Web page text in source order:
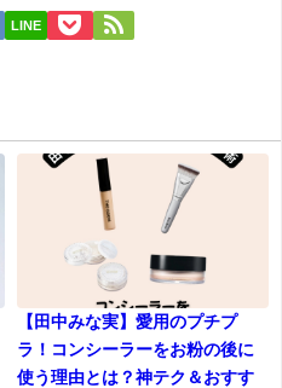
LINE
【田中みな実】愛用のプチプ
ラ！コンシーラーをお粉の後に
使う理由とは？神テク＆おすす